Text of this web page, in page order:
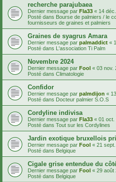
recherche parajubaea
Dernier message par Fla33 « 14
Posté dans Bourse de palmiers / le
fournisseurs de graines et palmiers
Graines de syagrus Amara
Dernier message par palmaddict «
Posté dans L'association Ti Palm
Novembre 2024
Dernier message par Fool « 03 nov.
Posté dans Climatologie
Confidor
Dernier message par palmdijon «
Posté dans Docteur palmier S.O.S
Cordyline indivisa
Dernier message par Fla33 « 01 oct.
Posté dans Tout sur les Cordylines
Jardin exotique bruxellois
Dernier message par Fool « 21
Posté dans Belgique
Cigale grise entendue du
Dernier message par Fool « 29 août
Posté dans Belgique